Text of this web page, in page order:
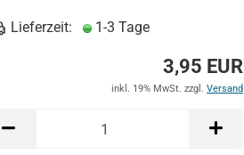
Lieferzeit: 1-3 Tage
3,95 EUR
inkl. 19% MwSt. zzgl. Versand